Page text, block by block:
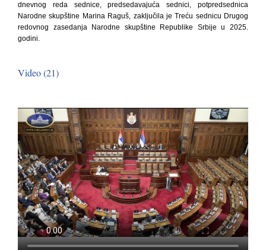
dnevnog reda sednice, predsedavajuća sednici, potpredsednica
Narodne skupštine Marina Raguš, zaključila je Treću sednicu Drugog
redovnog zasedanja Narodne skupštine Republike Srbije u 2025.
godini.
Video (21)